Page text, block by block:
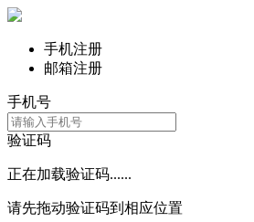
手机注册
邮箱注册
手机号
验证码
正在加载验证码......
请先拖动验证码到相应位置